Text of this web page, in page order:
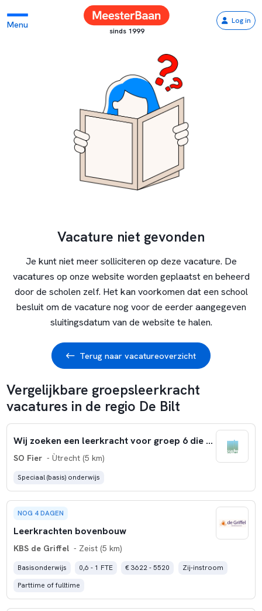
Menu
sinds 1999
Log in
Vacature niet gevonden
Je kunt niet meer solliciteren op deze vacature. De
vacatures op onze website worden geplaatst en beheerd
door de scholen zelf. Het kan voorkomen dat een school
besluit om de vacature nog voor de eerder aangegeven
sluitingsdatum van de website te halen.
Terug naar vacatureoverzicht
Vergelijkbare groepsleerkracht
vacatures in de regio De Bilt
Wij zoeken een leerkracht voor groep 6 die wil groeien!
SO Fier - Ùtrecht (5 km)
Speciaal (basis) onderwijs
NOG 4 DAGEN
Leerkrachten bovenbouw
KBS de Griffel - Zeist (5 km)
Basisonderwijs 0,6 - 1 FTE € 3622 - 5520
Zij-instroom
Parttime of fulltime